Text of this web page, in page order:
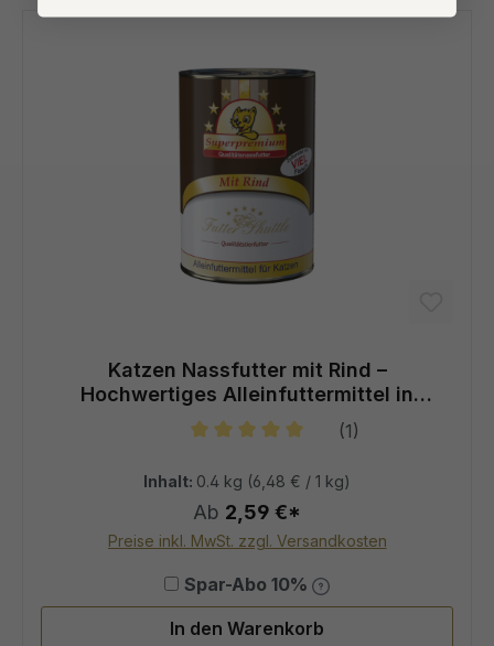
Katzen Nassfutter mit Rind –
Hochwertiges Alleinfuttermittel in
Metzger Qualität
(1)
Inhalt: 0.4 kg (6,48 € / 1 kg)
Ab 2,59 €*
Preise inkl. MwSt. zzgl. Versandkosten
Spar-Abo 10%
In den Warenkorb